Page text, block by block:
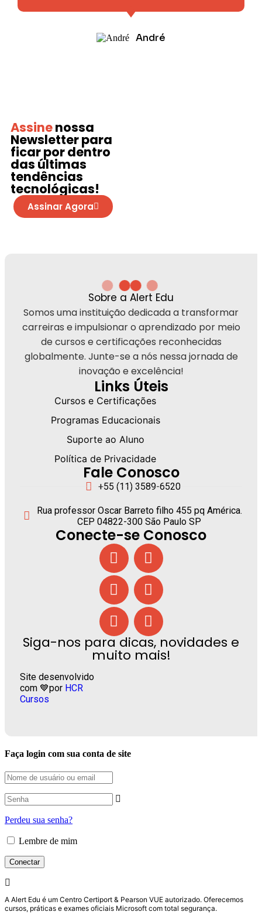
André
Assinenossa
Newsletterpara
ficar por dentro
das últimas
tendências
tecnológicas!
Assinar Agora
Sobre a Alert Edu
Somos uma instituição dedicada a transformar
carreiras e impulsionar o aprendizado por meio
de cursos e certificações reconhecidas
globalmente. Junte-se a nós nessa jornada de
inovação e excelência!
Links Úteis
Cursos e Certificações
Programas Educacionais
Suporte ao Aluno
Política de Privacidade
Fale Conosco
+55 (11) 3589-6520
Rua professor Oscar Barreto filho 455 pq América.
CEP 04822-300 São Paulo SP
Conecte-se Conosco
Siga-nos para dicas, novidades e
muito mais!
Site desenvolvido
com 💙por HCR
Cursos
Faça login com sua conta de site
Perdeu sua senha?
Lembre de mim
A Alert Edu é um Centro Certiport & Pearson VUE autorizado. Oferecemos
cursos, práticas e exames oficiais Microsoft com total segurança.